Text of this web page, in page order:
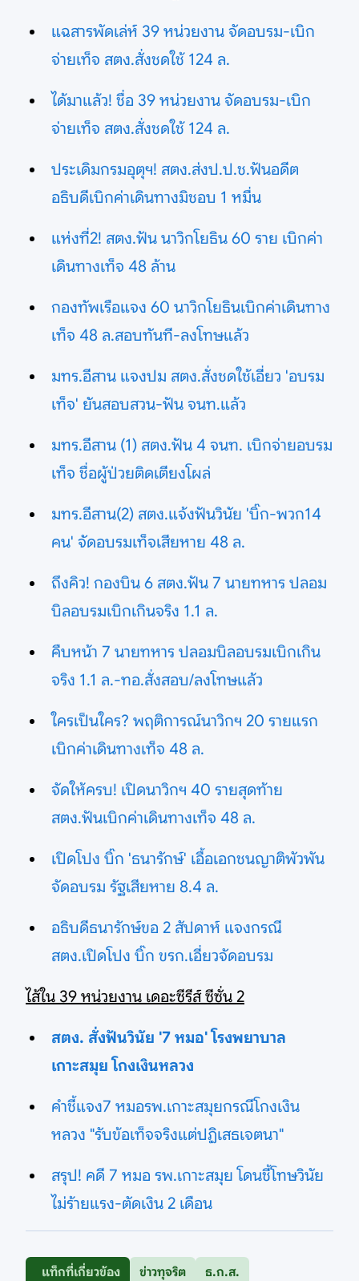
แฉสารพัดเล่ห์ 39 หน่วยงาน จัดอบรม-เบิก
จ่ายเท็จ สตง.สั่งชดใช้ 124 ล.
ได้มาแล้ว! ชื่อ 39 หน่วยงาน จัดอบรม-เบิก
จ่ายเท็จ สตง.สั่งชดใช้ 124 ล.
ประเดิมกรมอุตุฯ! สตง.ส่งป.ป.ช.ฟันอดีต
อธิบดีเบิกค่าเดินทางมิชอบ 1 หมื่น
แห่งที่2! สตง.ฟัน นาวิกโยธิน 60 ราย เบิกค่า
เดินทางเท็จ 48 ล้าน
กองทัพเรือแจง 60 นาวิกโยธินเบิกค่าเดินทาง
เท็จ 48 ล.สอบทันที-ลงโทษแล้ว
มทร.อีสาน แจงปม สตง.สั่งชดใช้เอี่ยว 'อบรม
เท็จ' ยันสอบสวน-ฟัน จนท.แล้ว
มทร.อีสาน (1) สตง.ฟัน 4 จนท. เบิกจ่ายอบรม
เท็จ ชื่อผู้ป่วยติดเตียงโผล่
มทร.อีสาน(2) สตง.แจ้งฟันวินัย 'บิ๊ก-พวก14
คน' จัดอบรมเท็จเสียหาย 48 ล.
ถึงคิว! กองบิน 6 สตง.ฟัน 7 นายทหาร ปลอม
บิลอบรมเบิกเกินจริง 1.1 ล.
คืบหน้า 7 นายทหาร ปลอมบิลอบรมเบิกเกิน
จริง 1.1 ล.-ทอ.สั่งสอบ/ลงโทษแล้ว
ใครเป็นใคร? พฤติการณ์นาวิกฯ 20 รายแรก
เบิกค่าเดินทางเท็จ 48 ล.
จัดให้ครบ! เปิดนาวิกฯ 40 รายสุดท้าย
สตง.ฟันเบิกค่าเดินทางเท็จ 48 ล.
เปิดโปง บิ๊ก 'ธนารักษ์' เอื้อเอกชนญาติพัวพัน
จัดอบรม รัฐเสียหาย 8.4 ล.
อธิบดีธนารักษ์ขอ 2 สัปดาห์ แจงกรณี
สตง.เปิดโปง บิ๊ก ขรก.เอี่ยวจัดอบรม
ไส้ใน 39 หน่วยงาน เดอะซีรีส์ ซีซั่น 2
สตง. สั่งฟันวินัย '7 หมอ' โรงพยาบาล
เกาะสมุย โกงเงินหลวง
คำชี้แจง7 หมอรพ.เกาะสมุยกรณีโกงเงิน
หลวง "รับข้อเท็จจริงแต่ปฏิเสธเจตนา"
สรุป! คดี 7 หมอ รพ.เกาะสมุย โดนชี้โทษวินัย
ไม่ร้ายแรง-ตัดเงิน 2 เดือน
แท็กที่เกี่ยวข้อง ข่าวทุจริต ธ.ก.ส.